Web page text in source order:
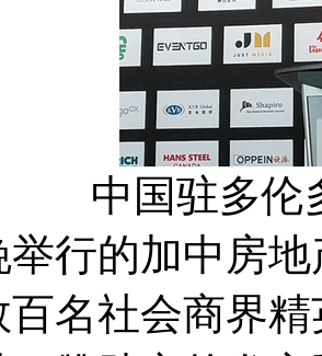
中国驻多伦
举行的加中房
百名社会商界